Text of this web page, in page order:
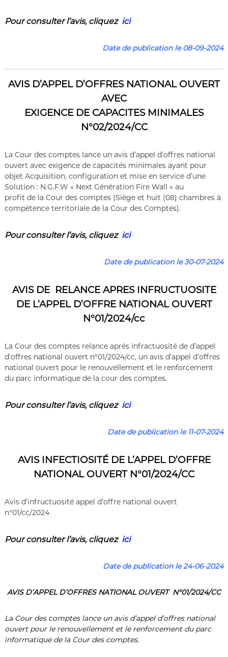
Pour consulter l’avis, cliquez ici
Date de publication le 08-09-2024
AVIS D’APPEL D’OFFRES NATIONAL OUVERT
AVEC
EXIGENCE DE CAPACITES MINIMALES
N°02/2024/CC
La Cour des comptes lance un avis d’appel d’offres national
ouvert avec exigence de capacités minimales ayant pour
objet Acquisition, configuration et mise en service d’une
Solution : N.G.F.W « Next Génération Fire Wall » au
profit de la Cour des comptes (Siège et huit (08) chambres à
compétence territoriale de la Cour des Comptes).
Pour consulter l’avis, cliquez ici
Date de publication le 30-07-2024
AVIS DE RELANCE APRES INFRUCTUOSITE
DE L’APPEL D’OFFRE NATIONAL OUVERT
N°01/2024/cc
La Cour des comptes relance aprés infractuosité de d’appel
d’offres national ouvert n°01/2024/cc, un avis d’appel d’offres
national ouvert pour le renouvellement et le renforcement
du parc informatique de la cour des comptes.
Pour consulter l’avis, cliquez ici
Date de publication le 11-07-2024
AVIS INFECTIOSITÉDE L’APPEL D’OFFRE
NATIONAL OUVERT N°01/2024/CC
Avis d’infructuosité appel d’offre national ouvert
n°01/cc/2024
Pour consulter l’avis, cliquez ici
Date de publication le 24-06-2024
AVIS D’APPEL D’OFFRES NATIONAL OUVERT N°01/2024/CC
La Cour des comptes lance un avis d’appel d’offres national
ouvert pour le renouvellement et le renforcement du parc
informatique de la Cour des comptes.